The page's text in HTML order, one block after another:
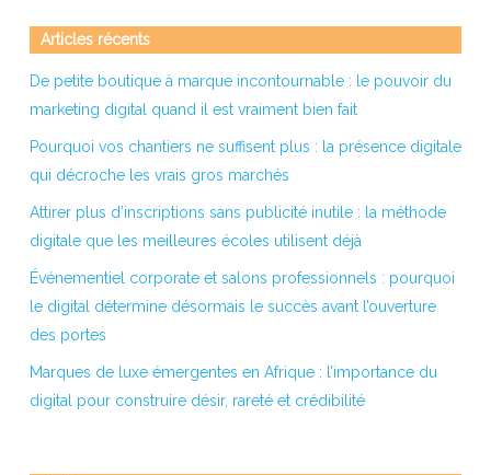
Articles récents
De petite boutique à marque incontournable : le pouvoir du
marketing digital quand il est vraiment bien fait
Pourquoi vos chantiers ne suffisent plus : la présence digitale
qui décroche les vrais gros marchés
Attirer plus d’inscriptions sans publicité inutile : la méthode
digitale que les meilleures écoles utilisent déjà
Événementiel corporate et salons professionnels : pourquoi
le digital détermine désormais le succès avant l’ouverture
des portes
Marques de luxe émergentes en Afrique : l’importance du
digital pour construire désir, rareté et crédibilité